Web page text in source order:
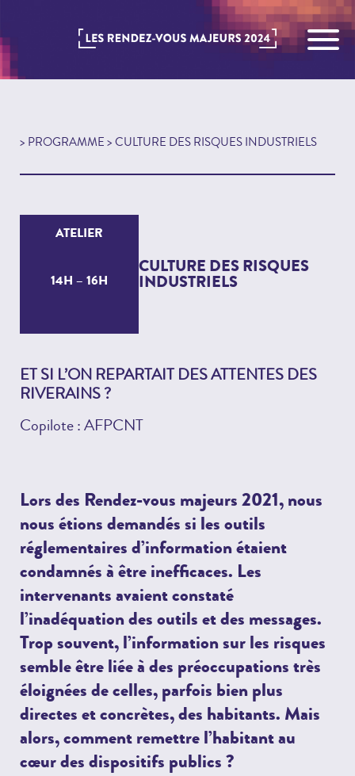
> PROGRAMME> CULTURE DES RISQUES INDUSTRIELS
ATELIER
14H – 16H
CULTURE DES RISQUES
INDUSTRIELS
ET SI L’ON REPARTAIT DES ATTENTES DES
RIVERAINS ?
Copilote : AFPCNT
Lors des Rendez-vous majeurs 2021, nous
nous étions demandés si les outils
réglementaires d’information étaient
condamnés à être inefficaces. Les
intervenants avaient constaté
l’inadéquation des outils et des messages.
Trop souvent, l’information sur les risques
semble être liée à des préoccupations très
éloignées de celles, parfois bien plus
directes et concrètes, des habitants. Mais
alors, comment remettre l’habitant au
cœur des dispositifs publics ?